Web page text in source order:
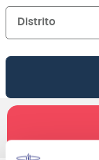
Distrito
Canales de